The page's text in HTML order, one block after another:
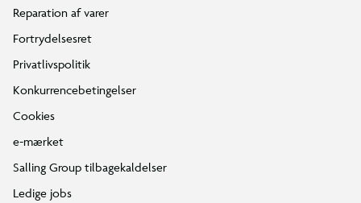
Reparation af varer
Fortrydelsesret
Privatlivspolitik
Konkurrencebetingelser
Cookies
e-mærket
Salling Group tilbagekaldelser
Ledige jobs